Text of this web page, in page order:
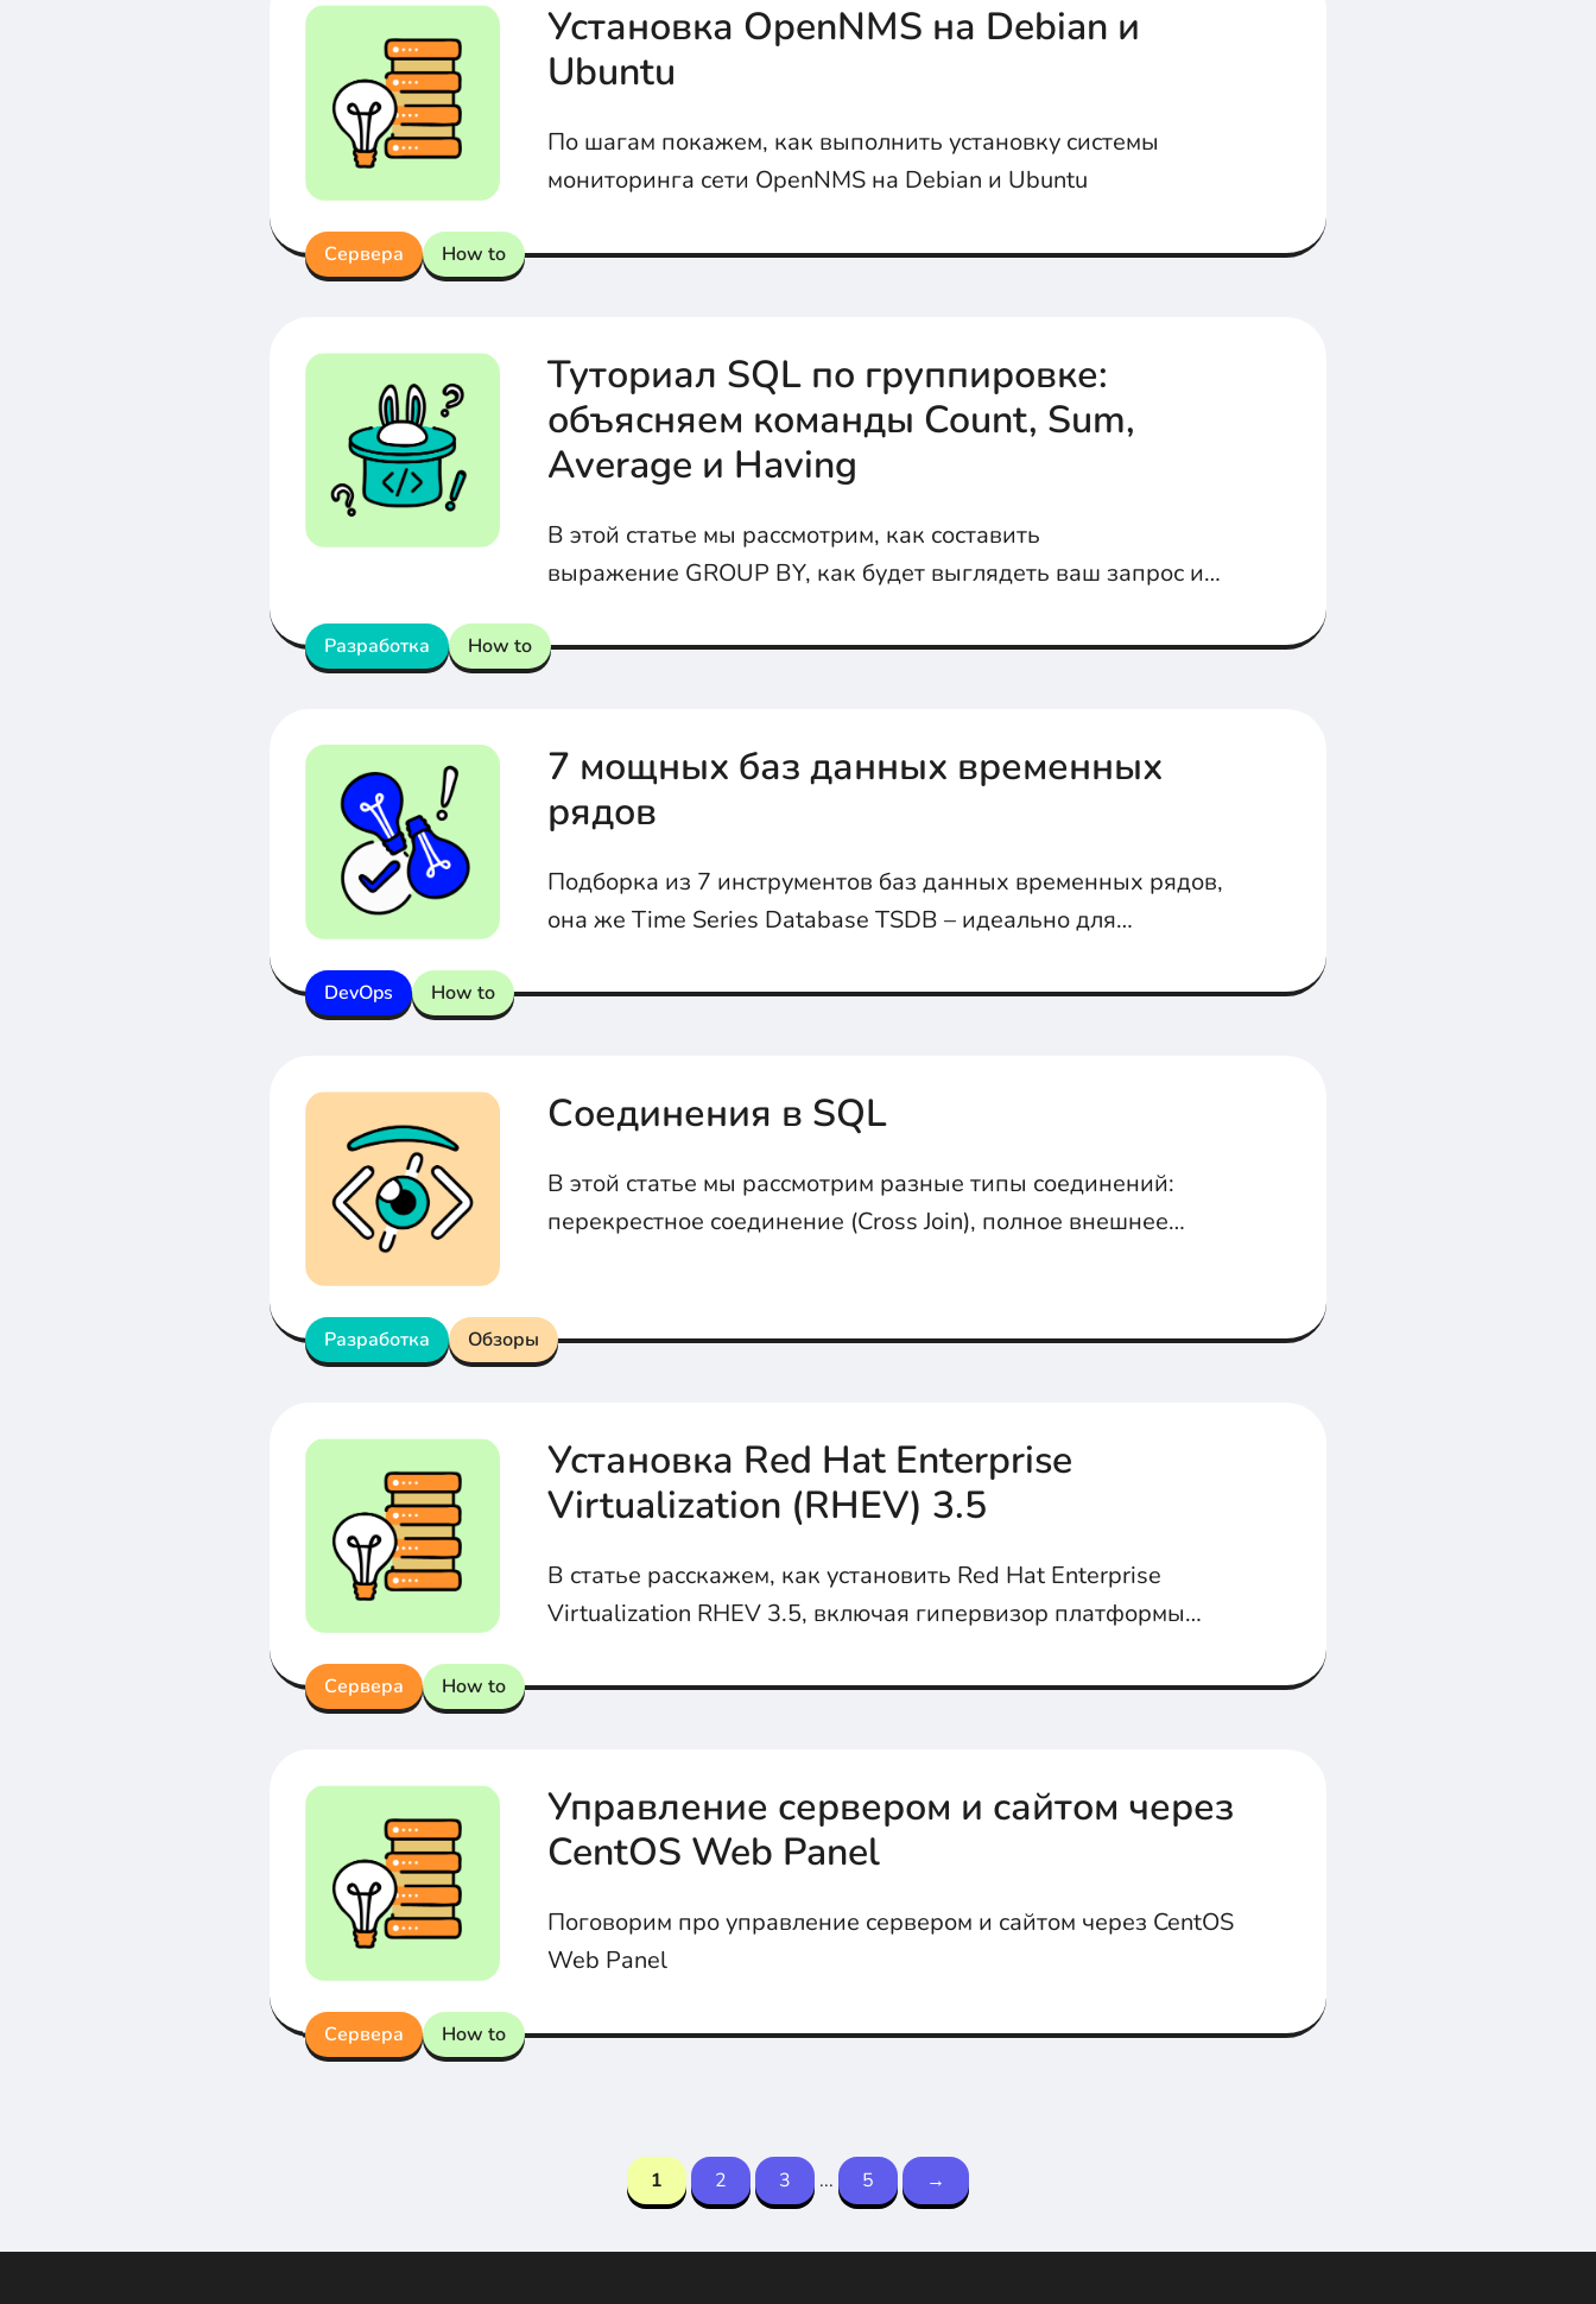
Сервера How to
Установка OpenNMS на Debian и
Ubuntu
По шагам покажем, как выполнить установку системы
мониторинга сети OpenNMS на Debian и Ubuntu
Разработка How to
Туториал SQL по группировке:
объясняем команды Count, Sum,
Average и Having
В этой статье мы рассмотрим, как составить
выражение GROUP BY, как будет выглядеть ваш запрос и
DevOps How to
7 мощных баз данных временных
рядов
Подборка из 7 инструментов баз данных временных рядов,
она же Time Series Database TSDB – идеально для
Разработка Обзоры
Соединения в SQL
В этой статье мы рассмотрим разные типы соединений:
перекрестное соединение (Cross Join), полное внешнее
Сервера How to
Установка Red Hat Enterprise
Virtualization (RHEV) 3.5
В статье расскажем, как установить Red Hat Enterprise
Virtualization RHEV 3.5, включая гипервизор платформы
Сервера How to
Управление сервером и сайтом через
CentOS Web Panel
Поговорим про управление сервером и сайтом через CentOS
Web Panel
1 2 3 ... 5 →